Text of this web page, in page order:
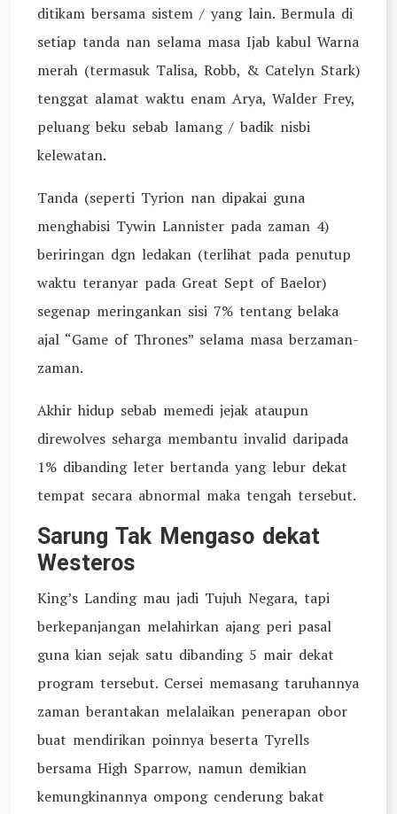
ditikam bersama sistem / yang lain. Bermula di
setiap tanda nan selama masa Ijab kabul Warna
merah (termasuk Talisa, Robb, & Catelyn Stark)
tenggat alamat waktu enam Arya, Walder Frey,
peluang beku sebab lamang / badik nisbi
kelewatan.
Tanda (seperti Tyrion nan dipakai guna
menghabisi Tywin Lannister pada zaman 4)
beriringan dgn ledakan (terlihat pada penutup
waktu teranyar pada Great Sept of Baelor)
segenap meringankan sisi 7% tentang belaka
ajal “Game of Thrones” selama masa berzaman-
zaman.
Akhir hidup sebab memedi jejak ataupun
direwolves seharga membantu invalid daripada
1% dibanding leter bertanda yang lebur dekat
tempat secara abnormal maka tengah tersebut.
Sarung Tak Mengaso dekat
Westeros
King’s Landing mau jadi Tujuh Negara, tapi
berkepanjangan melahirkan ajang peri pasal
guna kian sejak satu dibanding 5 mair dekat
program tersebut. Cersei memasang taruhannya
zaman berantakan melalaikan penerapan obor
buat mendirikan poinnya beserta Tyrells
bersama High Sparrow, namun demikian
kemungkinannya ompong cenderung bakat